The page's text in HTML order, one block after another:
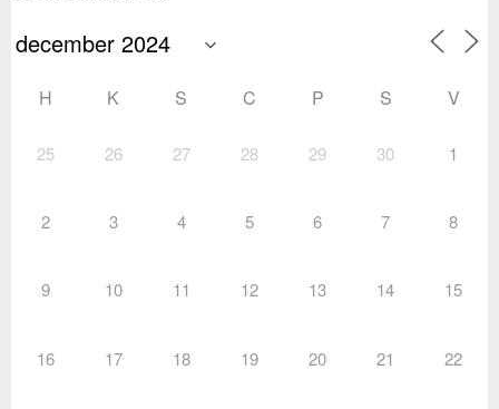
H K S C P S V
25 26 27 28 29 30 1
2 3 4 5 6 7 8
9 10 11 12 13 14 15
16 17 18 19 20 21 22